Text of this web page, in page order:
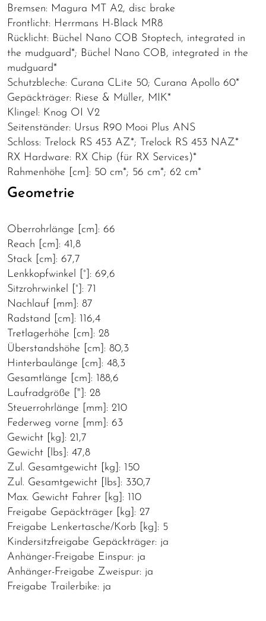
Bremsen: Magura MT A2, disc brake
Frontlicht: Herrmans H-Black MR8
Rücklicht: Büchel Nano COB Stoptech, integrated in
the mudguard*; Büchel Nano COB, integrated in the
mudguard*
Schutzbleche: Curana CLite 50; Curana Apollo 60*
Gepäckträger: Riese & Müller, MIK*
Klingel: Knog OI V2
Seitenständer: Ursus R90 Mooi Plus ANS
Schloss: Trelock RS 453 AZ*; Trelock RS 453 NAZ*
RX Hardware: RX Chip (für RX Services)*
Rahmenhöhe [cm]: 50 cm*; 56 cm*; 62 cm*
Geometrie
Oberrohrlänge [cm]: 66
Reach [cm]: 41,8
Stack [cm]: 67,7
Lenkkopfwinkel [°]: 69,6
Sitzrohrwinkel [°]: 71
Nachlauf [mm]: 87
Radstand [cm]: 116,4
Tretlagerhöhe [cm]: 28
Überstandshöhe [cm]: 80,3
Hinterbaulänge [cm]: 48,3
Gesamtlänge [cm]: 188,6
Laufradgröße ["]: 28
Steuerrohrlänge [mm]: 210
Federweg vorne [mm]: 63
Gewicht [kg]: 21,7
Gewicht [lbs]: 47,8
Zul. Gesamtgewicht [kg]: 150
Zul. Gesamtgewicht [lbs]: 330,7
Max. Gewicht Fahrer [kg]: 110
Freigabe Gepäckträger [kg]: 27
Freigabe Lenkertasche/Korb [kg]: 5
Kindersitzfreigabe Gepäckträger: ja
Anhänger-Freigabe Einspur: ja
Anhänger-Freigabe Zweispur: ja
Freigabe Trailerbike: ja